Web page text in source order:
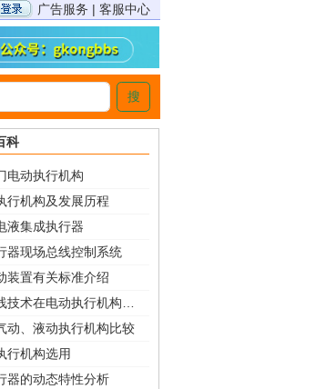
广告服务 | 客服中心
搜
科
电动执行机构
行机构及发展历程
液集成执行器
器现场总线控制系统
装置有关标准介绍
动、液动执行机构比较
行机构选用
器的动态特性分析